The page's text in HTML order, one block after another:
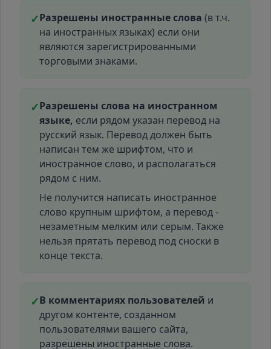
✓Разрешены иностранные слова (в т.ч.
на иностранных языках) если они
являются зарегистрированными
торговыми знаками.
✓Разрешены слова на иностранном
языке, если рядом указан перевод на
русский язык. Перевод должен быть
написан тем же шрифтом, что и
иностранное слово, и располагаться
рядом с ним.
Не получится написать иностранное
слово крупным шрифтом, а перевод -
незаметным мелким или серым. Также
нельзя прятать перевод под сноски в
конце текста.
✓В комментариях пользователей и
другом контенте, созданном
пользователями вашего сайта,
разрешены иностранные слова.